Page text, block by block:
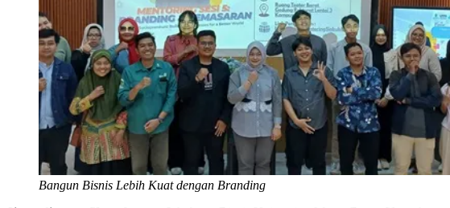
Bangun Bisnis Lebih Kuat dengan Branding